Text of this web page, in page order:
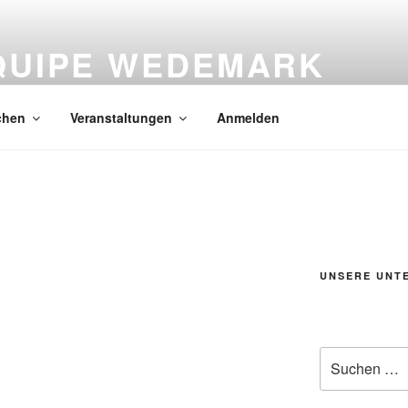
WEDEMARK
Veranstaltungen Anmelden
UNSERE
nach: